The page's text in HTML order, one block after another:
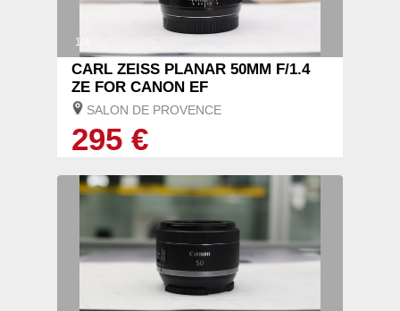
1/4
CARL ZEISS PLANAR 50MM F/1.4
ZE FOR CANON EF
SALON DE PROVENCE
295 €